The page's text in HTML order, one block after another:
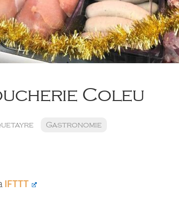
Coleu
Gastronomie
IFTTT